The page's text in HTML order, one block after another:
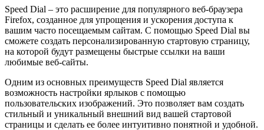
Speed Dial – это расширение для популярного веб-браузера
Firefox, созданное для упрощения и ускорения доступа к
вашим часто посещаемым сайтам. С помощью Speed Dial вы
сможете создать персонализированную стартовую страницу,
на которой будут размещены быстрые ссылки на ваши
любимые веб-сайты.
Одним из основных преимуществ Speed Dial является
возможность настройки ярлыков с помощью
пользовательских изображений. Это позволяет вам создать
стильный и уникальный внешний вид вашей стартовой
страницы и сделать ее более интуитивно понятной и удобной.